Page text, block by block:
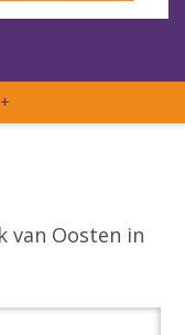
+
van Oosten in